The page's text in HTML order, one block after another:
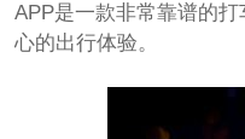
APP是一款非常靠谱的
心的出行体验。